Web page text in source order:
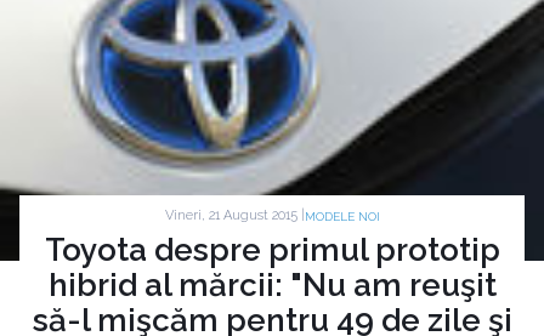
Vineri, 21 August 2015 | MODELE NOI
Toyota despre primul prototip
hibrid al mărcii: "Nu am reuşit
să-l mişcăm pentru 49 de zile şi